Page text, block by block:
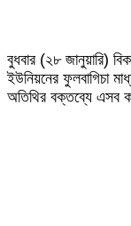
বুধবার (২৮ জানুয়ারি)
ইউনিয়নের ফুলবাগিচা
অতিথির বক্তব্যে এসব